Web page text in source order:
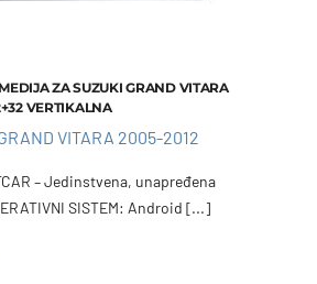
ZA SUZUKI GRAND VITARA
VERTIKALNA
VITARA 2005-2012
– Jedinstvena, unapređena
SISTEM: Android [...]